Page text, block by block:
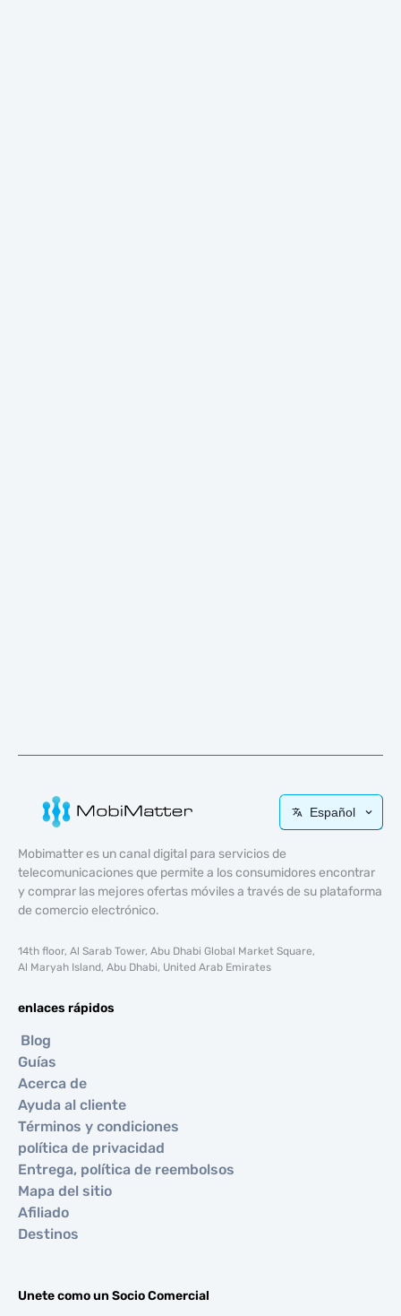
Español
Mobimatter es un canal digital para servicios de
telecomunicaciones que permite a los consumidores encontrar
y comprar las mejores ofertas móviles a través de su plataforma
de comercio electrónico.
14th floor, Al Sarab Tower, Abu Dhabi Global Market Square,
Al Maryah Island, Abu Dhabi, United Arab Emirates
enlaces rápidos
Blog
Guías
Acerca de
Ayuda al cliente
Términos y condiciones
política de privacidad
Entrega, política de reembolsos
Mapa del sitio
Afiliado
Destinos
Unete como un Socio Comercial